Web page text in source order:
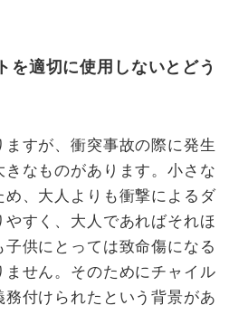
を適切に使用しないとどう
すが、衝突事故の際に発生
なものがあります。小さな
、大人よりも衝撃によるダ
すく、大人であればそれほ
供にとっては致命傷になる
せん。そのためにチャイル
務付けられたという背景があ